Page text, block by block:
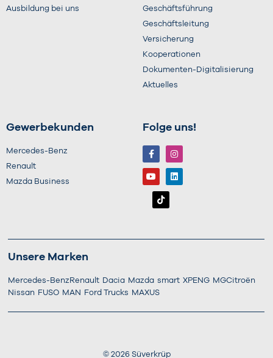
Ausbildung bei uns
Geschäftsführung
Geschäftsleitung
Versicherung
Kooperationen
Dokumenten-Digitalisierung
Aktuelles
Gewerbekunden
Mercedes-Benz
Renault
Mazda Business
Folge uns!
Unsere Marken
Mercedes-Benz Renault Dacia Mazda smart XPENG MGCitroën
Nissan FUSO MAN Ford Trucks MAXUS
© 2026Süverkrüp